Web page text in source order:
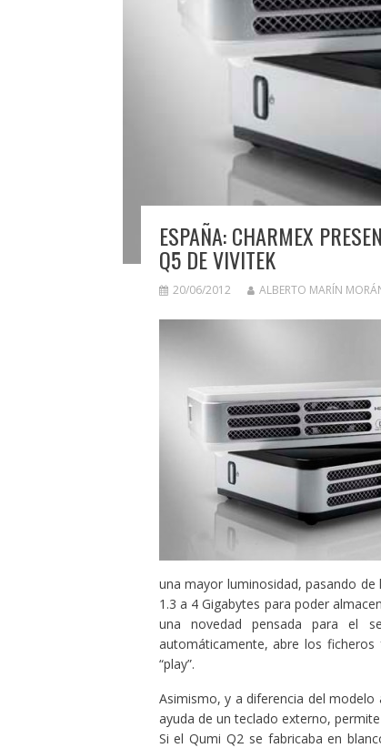
ESPAÑA: CHARMEX
Q5 DE VIVITEK
20/06/2012 ALBERTO MARÍN
una mayor luminosidad, pasando
1.3 a 4 Gigabytes para poder
una novedad pensada para el
automáticamente, abre los
“play”.
Asimismo, y a diferencia del
ayuda de un teclado externo,
Si el Qumi Q2 se fabricaba en